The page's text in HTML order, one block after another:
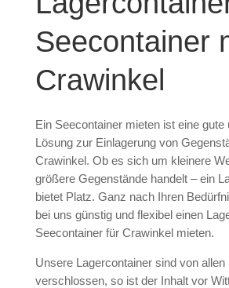
Seecontainer
Crawinkel
Ein Seecontainer mieten ist eine gute
Lösung zur Einlagerung von
Crawinkel. Ob es sich um kleinere
größere Gegenstände handelt – ein
bietet Platz. Ganz nach Ihren
bei uns günstig und flexibel einen
Seecontainer für Crawinkel mieten.
Unsere Lagercontainer sind von allen
verschlossen, so ist der Inhalt vor